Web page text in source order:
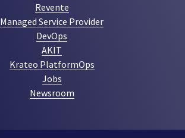
Revente
Managed Service Provider
DevOps
AKIT
Krateo PlatformOps
Jobs
Newsroom